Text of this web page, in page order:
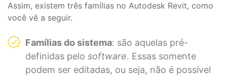
Assim, existem três famílias no Autodesk Revit, como
você vê a seguir.
Famílias do sistema: são aquelas pré-
definidas pelo software. Essas somente
podem ser editadas, ou seja, não é possível